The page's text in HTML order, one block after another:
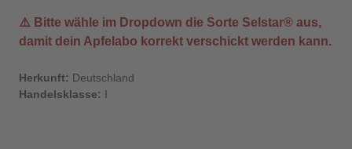
⚠️ Bitte wähle im Dropdown die Sorte Selstar®aus,
damit dein Apfelabo korrekt verschickt werden kann.
Herkunft: Deutschland
Handelsklasse: I